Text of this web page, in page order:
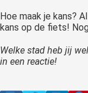
Hoe maak je kans?
kans op de fiets!
Welke stad heb jij
in een reactie!